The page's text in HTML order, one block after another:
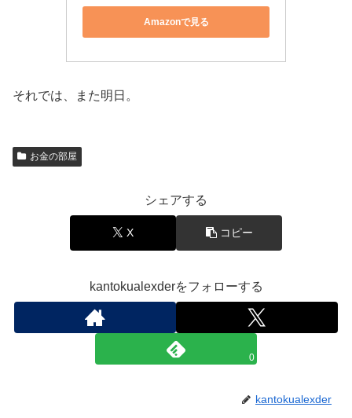
Amazonで見る
それでは、また明日。
お金の部屋
シェアする
X コピー
kantokualexderをフォローする
0
kantokualexder